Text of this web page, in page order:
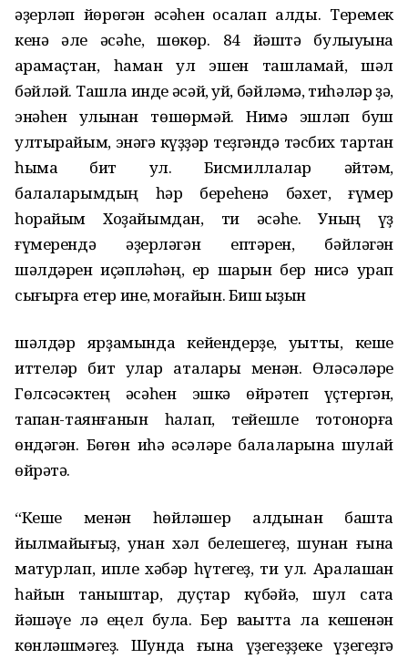
әҙерләп йөрөгән әсәһен ҡосаҡлап алды. Теремек
кенә әле әсәһе, шөкөр. 84 йәштә булыуына
ҡарамаҫтан, һаман ҡул эшен ташламай, шәл
бәйләй. Ташла инде әсәй, ҡуй, бәйләмә, тиһәләр ҙә,
энәһен ҡулынан төшөрмәй. Нимә эшләп буш
ултырайым, энәгә күҙҙәр теҙгәндә тәсбих тартҡан
һымаҡ бит ул. Бисмиллалар әйтәм,
балаларымдың һәр береһенә бәхет, ғүмер
һорайым Хоҙайымдан, ти әсәһе. Уның үҙ
ғүмерендә әҙерләгән ептәрен, бәйләгән
шәлдәрен иҫәпләһәң, ер шарын бер нисә урап
сығырға етер ине, моғайын. Биш ҡыҙын
шәлдәр ярҙамында кейендерҙе, уҡытты, кеше
иттеләр бит улар аталары менән. Өләсәләре
Гөлсәсәктең әсәһен эшкә өйрәтеп үҫтергән,
тапҡан-таянғанын һаҡлап, тейешле тотонорға
өндәгән. Бөгөн иһә әсәләре балаларына шулай
өйрәтә.
“Кеше менән һөйләшер алдынан башта
йылмайығыҙ, унан хәл белешегеҙ, шунан ғына
матурлап, ипле хәбәр һүтегеҙ, ти ул. Аралашҡан
һайын таныштар, дуҫтар күбәйә, шул саҡта
йәшәүе лә еңел була. Бер ваҡытта ла кешенән
көнләшмәгеҙ. Шунда ғына үҙегеҙҙеке үҙегеҙгә